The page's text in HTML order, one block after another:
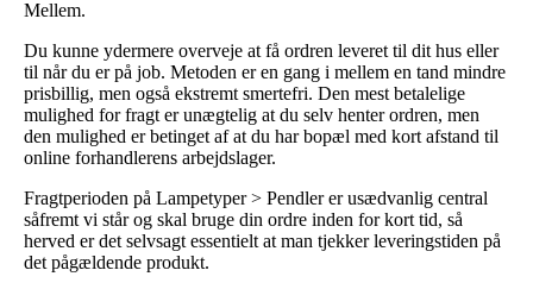
Mellem.
Du kunne ydermere overveje at få ordren leveret til dit hus eller
til når du er på job. Metoden er en gang i mellem en tand mindre
prisbillig, men også ekstremt smertefri. Den mest betalelige
mulighed for fragt er unægtelig at du selv henter ordren, men
den mulighed er betinget af at du har bopæl med kort afstand til
online forhandlerens arbejdslager.
Fragtperioden på Lampetyper > Pendler er usædvanlig central
såfremt vi står og skal bruge din ordre inden for kort tid, så
herved er det selvsagt essentielt at man tjekker leveringstiden på
det pågældende produkt.